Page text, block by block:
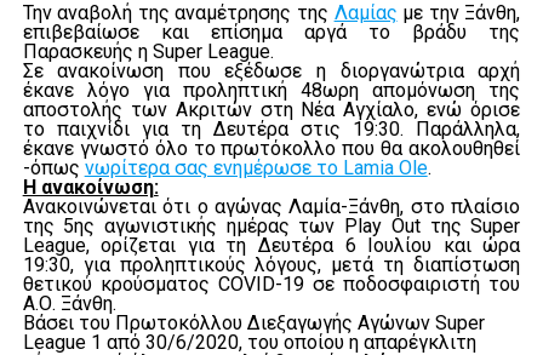
Την αναβολή της αναμέτρησης της Λαμίας με την Ξάνθη,
επιβεβαίωσε και επίσημα αργά το βράδυ της
Παρασκευής η Super League.
Σε ανακοίνωση που εξέδωσε η διοργανώτρια αρχή
έκανε λόγο για προληπτική 48ωρη απομόνωση της
αποστολής των Ακριτών στη Νέα Αγχίαλο, ενώ όρισε
το παιχνίδι για τη Δευτέρα στις 19:30. Παράλληλα,
έκανε γνωστό όλο το πρωτόκολλο που θα ακολουθηθεί
-όπως νωρίτερα σας ενημέρωσε το Lamia Ole.
Η ανακοίνωση:
Ανακοινώνεται ότι ο αγώνας Λαμία-Ξάνθη, στο πλαίσιο
της 5ης αγωνιστικής ημέρας των Play Out της Super
League, ορίζεται για τη Δευτέρα 6 Ιουλίου και ώρα
19:30, για προληπτικούς λόγους, μετά τη διαπίστωση
θετικού κρούσματος COVID-19 σε ποδοσφαιριστή του
Α.Ο. Ξάνθη.
Βάσει του Πρωτοκόλλου Διεξαγωγής Αγώνων Super
League 1 από 30/6/2020, του οποίου η απαρέγκλιτη